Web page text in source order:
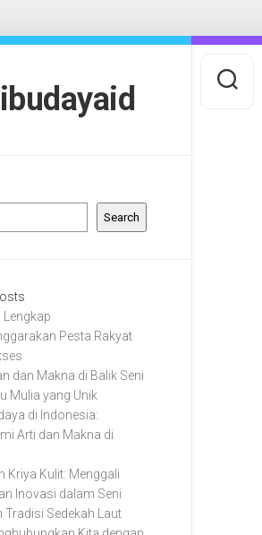
Search
Lengkap
Pesta Rakyat
dan Makna di Balik Seni
Mulia yang Unik
di Indonesia:
Arti dan Makna di
Kriya Kulit: Menggali
Inovasi dalam Seni
Tradisi Sedekah Laut